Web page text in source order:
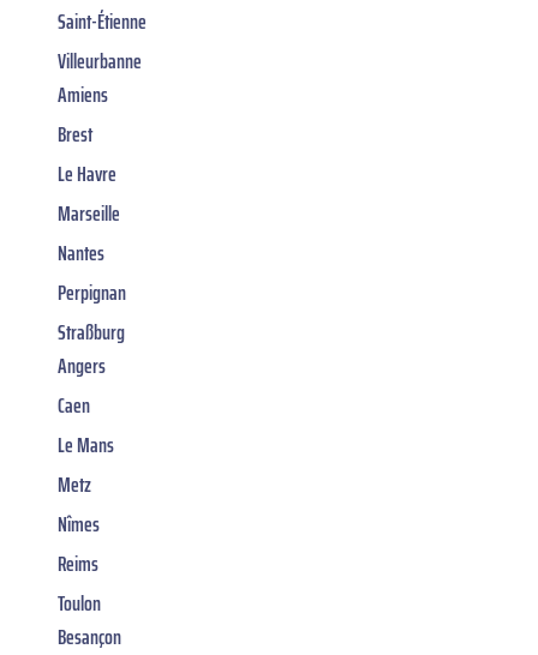
Saint-Étienne
Villeurbanne
Amiens
Brest
Le Havre
Marseille
Nantes
Perpignan
Straßburg
Angers
Caen
Le Mans
Metz
Nîmes
Reims
Toulon
Besançon